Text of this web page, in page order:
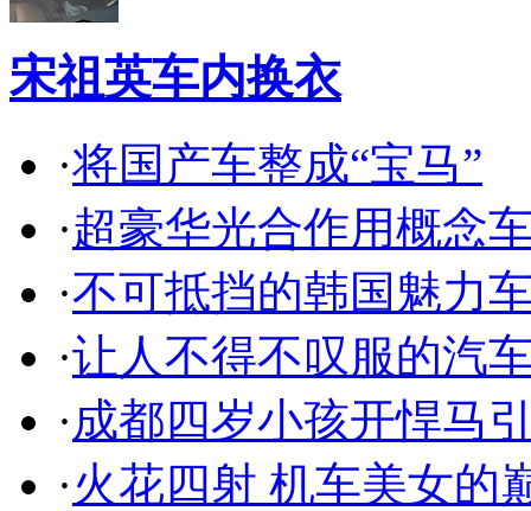
宋祖英车内换衣
·将国产车整成“宝马”
·超豪华光合作用概念
·不可抵挡的韩国魅力
·让人不得不叹服的汽
·成都四岁小孩开悍马
·火花四射 机车美女的